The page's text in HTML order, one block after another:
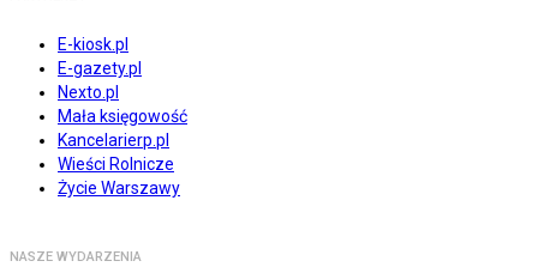
E-kiosk.pl
E-gazety.pl
Nexto.pl
Mała księgowość
Kancelarierp.pl
Wieści Rolnicze
Życie Warszawy
NASZE WYDARZENIA